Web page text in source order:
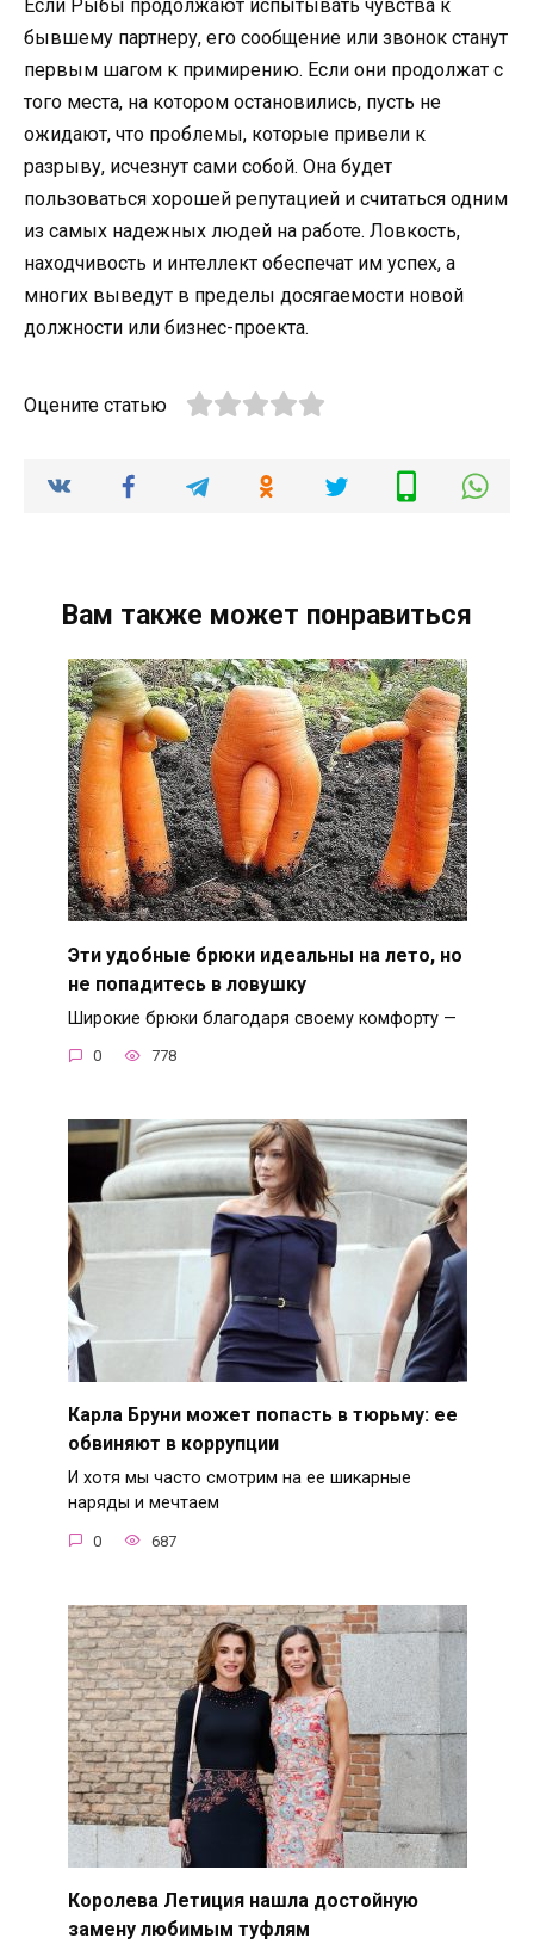
Если Рыбы продолжают испытывать чувства к
бывшему партнеру, его сообщение или звонок станут
первым шагом к примирению. Если они продолжат с
того места, на котором остановились, пусть не
ожидают, что проблемы, которые привели к
разрыву, исчезнут сами собой. Она будет
пользоваться хорошей репутацией и считаться одним
из самых надежных людей на работе. Ловкость,
находчивость и интеллект обеспечат им успех, а
многих выведут в пределы досягаемости новой
должности или бизнес-проекта.
Оцените статью
Вам также может понравиться
Эти удобные брюки идеальны на лето, но
не попадитесь в ловушку
Широкие брюки благодаря своему комфорту —
0 778
Карла Бруни может попасть в тюрьму: ее
обвиняют в коррупции
И хотя мы часто смотрим на ее шикарные
наряды и мечтаем
0 687
Королева Летиция нашла достойную
замену любимым туфлям